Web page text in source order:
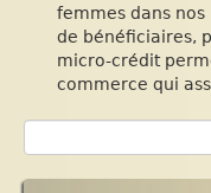
femmes dans
de bénéficiaires,
micro-crédit
commerce qui